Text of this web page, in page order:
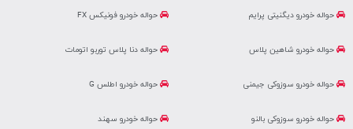
حواله خودرو فونیکس FX حواله خودرو دیگنیتی پرایم
حواله دنا پلاس توربو اتومات حواله خودرو شاهین پلاس
حواله خودرو اطلس G حواله خودرو سوزوکی جیمنی
حواله خودرو سهند حواله خودرو سوزوکی بالنو